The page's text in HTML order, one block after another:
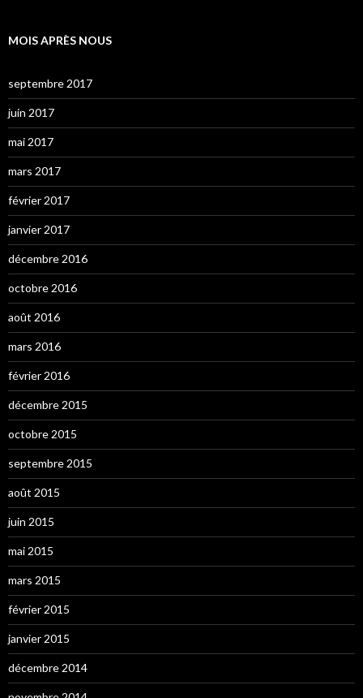
MOIS APRÈS NOUS
septembre 2017
juin 2017
mai 2017
mars 2017
février 2017
janvier 2017
décembre 2016
octobre 2016
août 2016
mars 2016
février 2016
décembre 2015
octobre 2015
septembre 2015
août 2015
juin 2015
mai 2015
mars 2015
février 2015
janvier 2015
décembre 2014